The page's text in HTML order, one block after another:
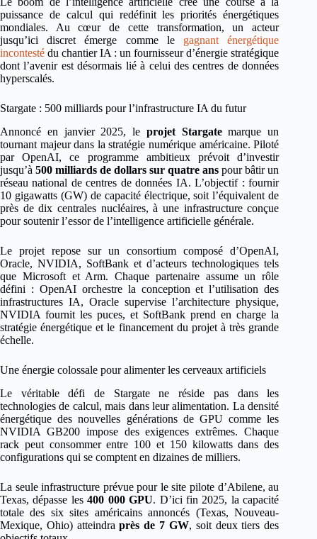
puissance de calcul qui redéfinit les priorités énergétiques
mondiales. Au cœur de cette transformation, un acteur
jusqu’ici discret émerge comme le gagnant énergétique
incontesté du chantier IA : un fournisseur d’énergie stratégique
dont l’avenir est désormais lié à celui des centres de données
hyperscalés.
Stargate : 500 milliards pour l’infrastructure IA du futur
Annoncé en janvier 2025, le projet Stargatemarque un
tournant majeur dans la stratégie numérique américaine. Piloté
par OpenAI, ce programme ambitieux prévoit d’investir
jusqu’à500 milliards de dollars sur quatre ans pour bâtir un
réseau national de centres de données IA. L’objectif : fournir
10 gigawatts (GW) de capacité électrique, soit l’équivalent de
près de dix centrales nucléaires, à une infrastructure conçue
pour soutenir l’essor de l’intelligence artificielle générale.
Le projet repose sur un consortium composé d’OpenAI,
Oracle, NVIDIA, SoftBank et d’acteurs technologiques tels
que Microsoft et Arm. Chaque partenaire assume un rôle
défini : OpenAI orchestre la conception et l’utilisation des
infrastructures IA, Oracle supervise l’architecture physique,
NVIDIA fournit les puces, et SoftBank prend en charge la
stratégie énergétique et le financement du projet à très grande
échelle.
Une énergie colossale pour alimenter les cerveaux artificiels
Le véritable défi de Stargate ne réside pas dans les
technologies de calcul, mais dans leur alimentation. La densité
énergétique des nouvelles générations de GPU comme les
NVIDIA GB200 impose des exigences extrêmes. Chaque
rack peut consommer entre 100 et 150 kilowatts dans des
configurations qui se comptent en dizaines de milliers.
La seule infrastructure prévue pour le site pilote d’Abilene, au
Texas, dépasse les400 000 GPU. D’ici fin 2025, la capacité
totale des six sites américains annoncés (Texas, Nouveau-
Mexique, Ohio) atteindraprès de 7 GW, soit deux tiers des